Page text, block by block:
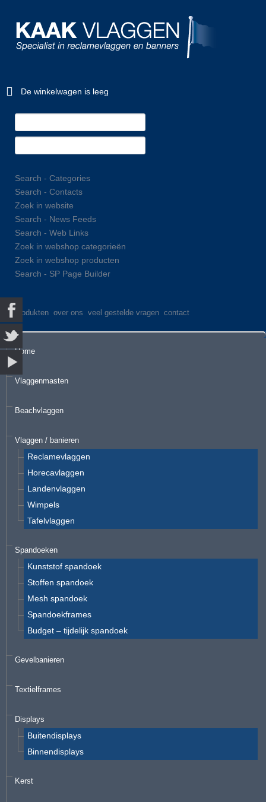
De winkelwagen is leeg
Search - Categories
Search - Contacts
Zoek in website
Search - News Feeds
Search - Web Links
Zoek in webshop categorieën
Zoek in webshop producten
Search - SP Page Builder
produkten over ons veel gestelde vragen contact
Home
Vlaggenmasten
Beachvlaggen
Vlaggen / banieren
Reclamevlaggen
Horecavlaggen
Landenvlaggen
Wimpels
Tafelvlaggen
Spandoeken
Kunststof spandoek
Stoffen spandoek
Mesh spandoek
Spandoekframes
Budget – tijdelijk spandoek
Gevelbanieren
Textielframes
Displays
Buitendisplays
Binnendisplays
Kerst